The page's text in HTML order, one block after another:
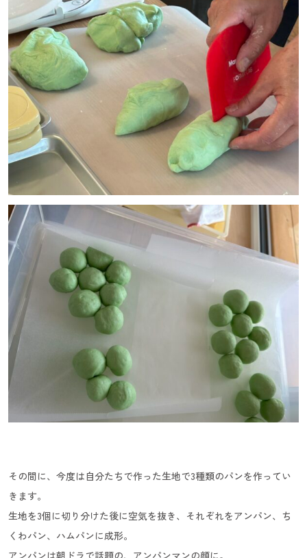
その間に、今度は自分たちで作った生地で3種類のパンを作ってい
きます。
生地を3個に切り分けた後に空気を抜き、それぞれをアンパン、ち
くわパン、ハムパンに成形。
アンパンは朝ドラで話題の、アンパンマンの顔に。